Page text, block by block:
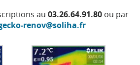
au 03.26.64.91.80 ou par
renov@soliha.fr